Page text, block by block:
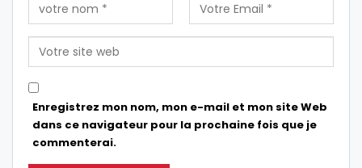
Enregistrez mon nom, mon e-mail et mon site Web
dans ce navigateur pour la prochaine fois que je
commenterai.